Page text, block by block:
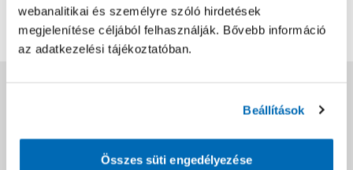
webanalitikai és személyre szóló hirdetések
megjelenítése céljából felhasználják. Bővebb információ
az adatkezelési tájékoztatóban.
Beállítások
Összes süti engedélyezése
Értékelés írása
Csomagolási és súly információk